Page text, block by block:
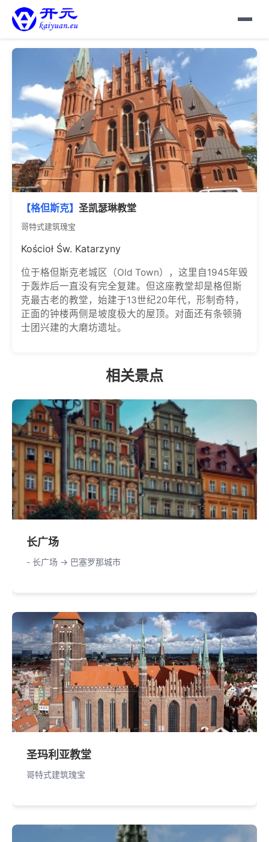
【格但斯克】 圣凯瑟琳教堂
哥特式建筑瑰宝
Kościoł Św. Katarzyny
位于格但斯克老城区（Old Town），这里自1945年毁
于轰炸后一直没有完全复建。但这座教堂却是格但斯
克最古老的教堂，始建于13世纪20年代，形制奇特，
正面的钟楼两侧是坡度极大的屋顶。对面还有条顿骑
士团兴建的大磨坊遗址。
相关景点
长广场
- 长广场 -> 巴塞罗那城市
圣玛利亚教堂
哥特式建筑瑰宝